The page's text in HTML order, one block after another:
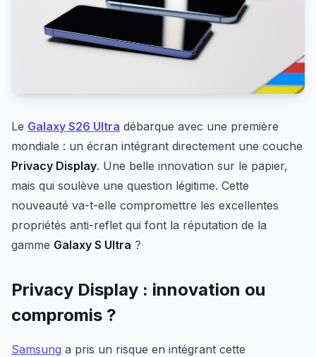
Le Galaxy S26 Ultra débarque avec une première
mondiale : un écran intégrant directement une couche
Privacy Display. Une belle innovation sur le papier,
mais qui soulève une question légitime. Cette
nouveauté va-t-elle compromettre les excellentes
propriétés anti-reflet qui font la réputation de la
gamme Galaxy S Ultra ?
Privacy Display : innovation ou
compromis ?
Samsung a pris un risque en intégrant cette